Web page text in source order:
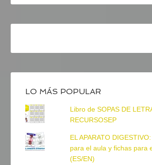
LO MÁS POPULAR
Libro de SOPAS DE
RECURSOSEP
EL APARATO
para el aula y fichas para
(ES/EN)